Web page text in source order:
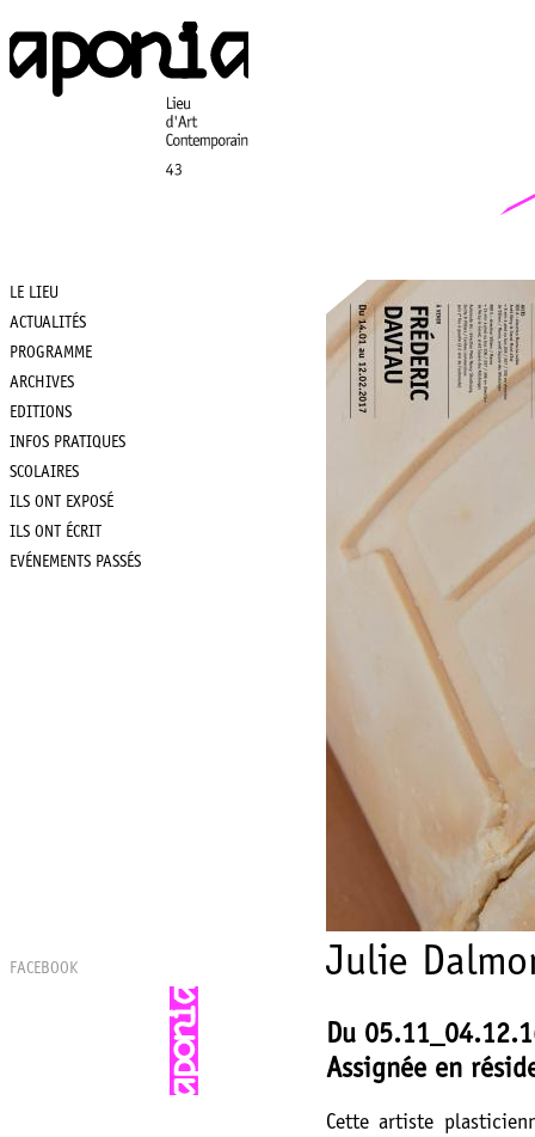
au
contenu
principal
Main
navigation
LE LIEU
ACTUALITÉS
PROGRAMME
ARCHIVES
EDITIONS
INFOS PRATIQUES
SCOLAIRES
ILS ONT EXPOSÉ
ILS ONT ÉCRIT
EVÉNEMENTS PASSÉS
FACEBOOK Julie
Du
Assignée en
Cette artiste